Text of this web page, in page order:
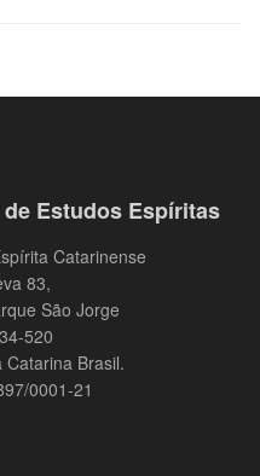
Estudos Espíritas
Catarinense
83,
São Jorge
520
Catarina Brasil.
0001-21